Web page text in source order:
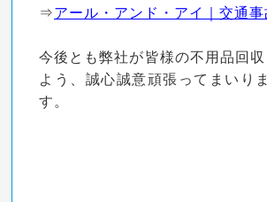
⇒アール・アンド・アイ｜交通事
今後とも弊社が皆様の不用品回
よう、誠心誠意頑張ってまいり
す。